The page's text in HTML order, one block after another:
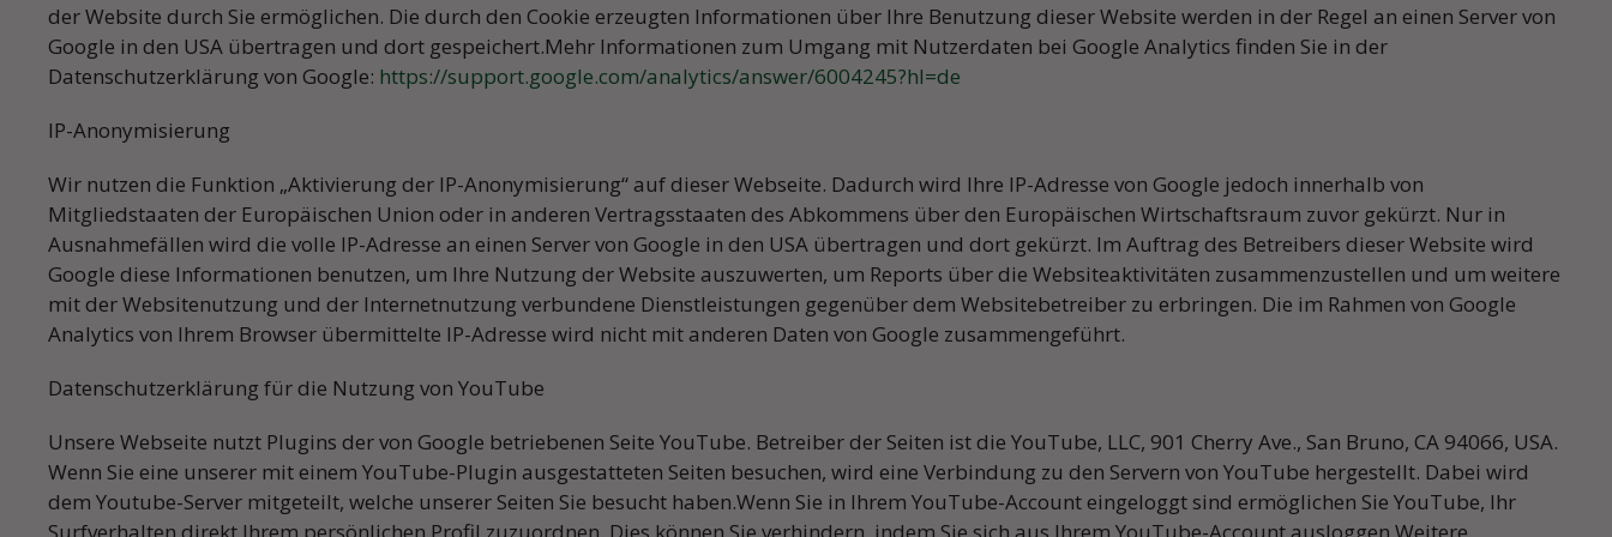
der Website durch Sie ermöglichen. Die durch den Cookie erzeugten Informationen über Ihre Benutzung dieser Website werden in der Regel an einen Server von
Google in den USA übertragen und dort gespeichert.Mehr Informationen zum Umgang mit Nutzerdaten bei Google Analytics finden Sie in der
Datenschutzerklärung von Google: https://support.google.com/analytics/answer/6004245?hl=de
IP-Anonymisierung
Wir nutzen die Funktion „Aktivierung der IP-Anonymisierung“ auf dieser Webseite. Dadurch wird Ihre IP-Adresse von Google jedoch innerhalb von
Mitgliedstaaten der Europäischen Union oder in anderen Vertragsstaaten des Abkommens über den Europäischen Wirtschaftsraum zuvor gekürzt. Nur in
Ausnahmefällen wird die volle IP-Adresse an einen Server von Google in den USA übertragen und dort gekürzt. Im Auftrag des Betreibers dieser Website wird
Google diese Informationen benutzen, um Ihre Nutzung der Website auszuwerten, um Reports über die Websiteaktivitäten zusammenzustellen und um weitere
mit der Websitenutzung und der Internetnutzung verbundene Dienstleistungen gegenüber dem Websitebetreiber zu erbringen. Die im Rahmen von Google
Analytics von Ihrem Browser übermittelte IP-Adresse wird nicht mit anderen Daten von Google zusammengeführt.
Datenschutzerklärung für die Nutzung von YouTube
Unsere Webseite nutzt Plugins der von Google betriebenen Seite YouTube. Betreiber der Seiten ist die YouTube, LLC, 901 Cherry Ave., San Bruno, CA 94066, USA.
Wenn Sie eine unserer mit einem YouTube-Plugin ausgestatteten Seiten besuchen, wird eine Verbindung zu den Servern von YouTube hergestellt. Dabei wird
dem Youtube-Server mitgeteilt, welche unserer Seiten Sie besucht haben.Wenn Sie in Ihrem YouTube-Account eingeloggt sind ermöglichen Sie YouTube, Ihr
Telefonisch erreichen Sie uns unter 06036/988960 oder 0171/8202065 oder Sie
vereinbaren Online einen Termin: schmidtautomobile24@gmail.com
Ihr Team von Schmidt Automobile